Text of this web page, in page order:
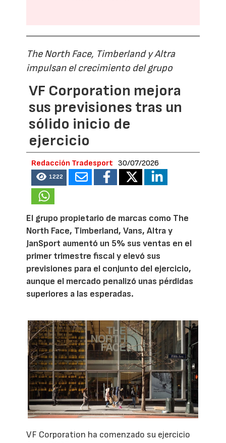
The North Face, Timberland y Altra
impulsan el crecimiento del grupo
VF Corporation mejora
sus previsiones tras un
sólido inicio de
ejercicio
Redacción Tradesport 30/07/2026
1222
El grupo propietario de marcas como The
North Face, Timberland, Vans, Altra y
JanSport aumentó un 5% sus ventas en el
primer trimestre fiscal y elevó sus
previsiones para el conjunto del ejercicio,
aunque el mercado penalizó unas pérdidas
superiores a las esperadas.
VF Corporation ha comenzado su ejercicio